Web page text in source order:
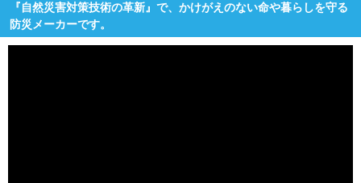
『自然災害対策技術の革新』で、かけがえのない命や暮らしを守る
防災メーカーです。